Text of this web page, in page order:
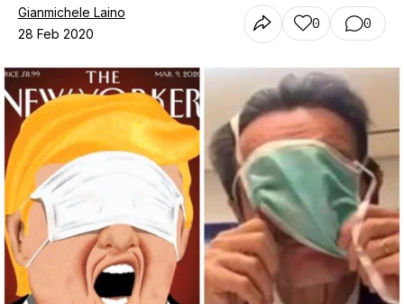
Gianmichele Laino
28 Feb 2020
0 0